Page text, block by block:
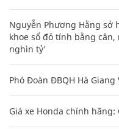
Nguyễn Phương Hằng
khoe sổ đỏ tính bằng
nghìn tỷ'
Phó Đoàn ĐBQH Hà
Giá xe Honda chính